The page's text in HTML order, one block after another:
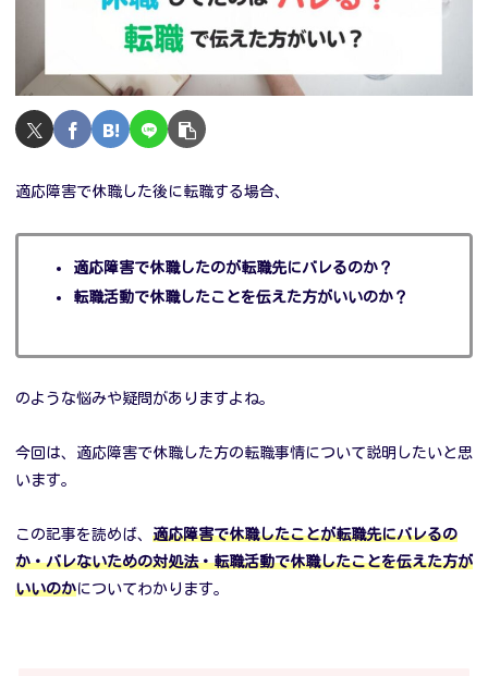
適応障害で休職した後に転職する場合、
適応障害で休職したのが転職先にバレるのか？
転職活動で休職したことを伝えた方がいいのか？
のような悩みや疑問がありますよね。
今回は、適応障害で休職した方の転職事情について説明したいと思
います。
この記事を読めば、 適応障害で休職したことが転職先にバレるの
か・バレないための対処法・転職活動で休職したことを伝えた方が
いいのかについてわかります。